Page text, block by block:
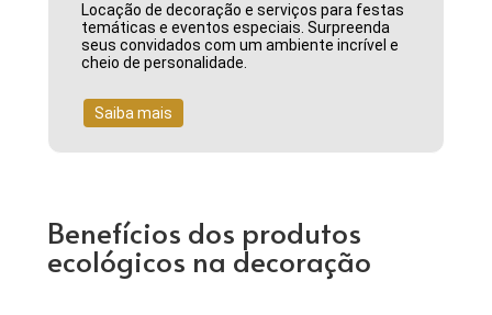
Locação de decoração e serviços para festas
temáticas e eventos especiais. Surpreenda
seus convidados com um ambiente incrível e
cheio de personalidade.
Saiba mais
Benefícios dos produtos
ecológicos na decoração